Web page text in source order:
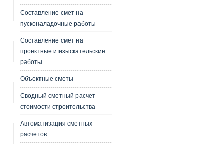
Составление смет на
пусконаладочные работы
Составление смет на
проектные и изыскательские
работы
Объектные сметы
Сводный сметный расчет
стоимости строительства
Автоматизация сметных
расчетов